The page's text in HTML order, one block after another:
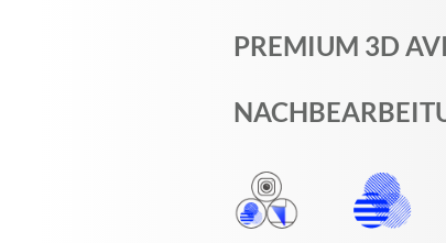
PREMIUM 3D